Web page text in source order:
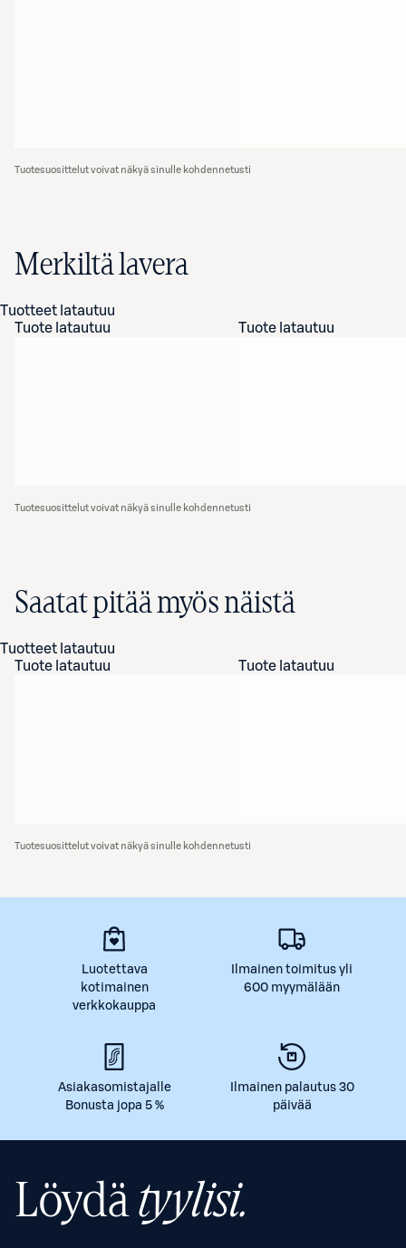
Tuotesuosittelut voivat näkyä sinulle kohdennetusti
Merkiltä lavera
Tuotteet latautuu
Tuote latautuu
Tuote latautuu
Tuotesuosittelut voivat näkyä sinulle kohdennetusti
Saatat pitää myös näistä
Tuotteet latautuu
Tuote latautuu
Tuote latautuu
Tuotesuosittelut voivat näkyä sinulle kohdennetusti
Luotettava
kotimainen
verkkokauppa
Ilmainen toimitus yli
600 myymälään
Asiakasomistajalle
Bonusta jopa 5 %
Ilmainen palautus 30
päivää
Löydätyylisi.